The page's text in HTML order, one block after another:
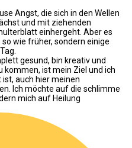
Angst, die sich in den Wellen
und mit ziehenden
einhergeht. Aber es
wie früher, sondern einige
gesund, bin kreativ und
kommen, ist mein Ziel und ich
auch hier meinen
Ich möchte auf die schlimme
mich auf Heilung